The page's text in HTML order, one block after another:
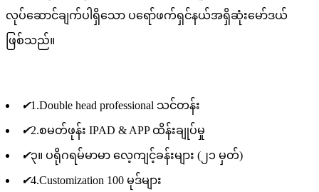
လုပ်ဆောင်ချက်ပါရှိသော ပရော်ဖက်ရှင်နယ်အရှိဆုံးမော်ဒယ်
ဖြစ်သည်။
✔1.Double head professional သင်တန်း
✔2.စမတ်ဖုန်း IPAD & APP ထိန်းချုပ်မှု
✔၃။ ပရိုဂရမ်မာမာ လေ့ကျင့်ခန်းများ (၂၁ မှတ်)
✔4.Customization 100 မုဒ်များ